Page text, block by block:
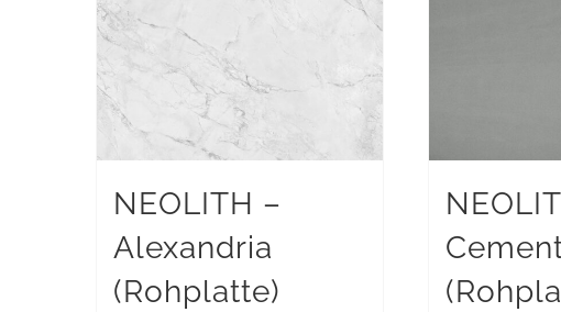
NEOLITH –
Alexandria
(Rohplatte)